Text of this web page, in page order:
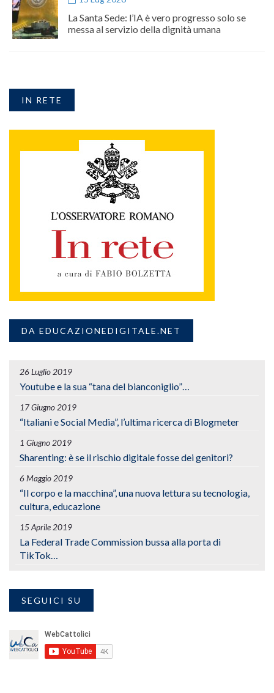
La Santa Sede: l’IA è vero progresso solo se
messa al servizio della dignità umana
IN RETE
DA EDUCAZIONEDIGITALE.NET
26 Luglio 2019
Youtube e la sua “tana del bianconiglio”…
17 Giugno 2019
“Italiani e Social Media”, l’ultima ricerca di Blogmeter
1 Giugno 2019
Sharenting: è se il rischio digitale fosse dei genitori?
6 Maggio 2019
“Il corpo e la macchina”, una nuova lettura su tecnologia,
cultura, educazione
15 Aprile 2019
La Federal Trade Commission bussa alla porta di
TikTok…
SEGUICI SU